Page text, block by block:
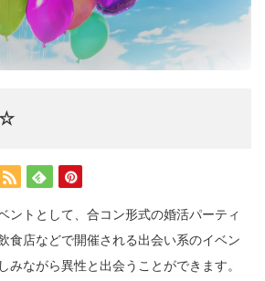
☆
ントとして、合コン形式の婚活パーティ
食店などで開催される出会い系のイベン
みながら異性と出会うことができます。